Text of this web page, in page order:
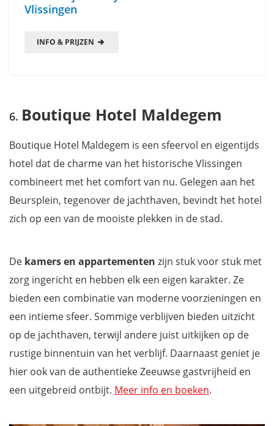
Vlissingen
INFO & PRIJZEN
Boutique Hotel Maldegem
Boutique Hotel Maldegem is een sfeervol en eigentijds
hotel dat de charme van het historische Vlissingen
combineert met het comfort van nu. Gelegen aan het
Beursplein, tegenover de jachthaven, bevindt het hotel
zich op een van de mooiste plekken in de stad.
De kamers en appartementen zijn stuk voor stuk met
zorg ingericht en hebben elk een eigen karakter. Ze
bieden een combinatie van moderne voorzieningen en
een intieme sfeer. Sommige verblijven bieden uitzicht
op de jachthaven, terwijl andere juist uitkijken op de
rustige binnentuin van het verblijf. Daarnaast geniet je
hier ook van de authentieke Zeeuwse gastvrijheid en
een uitgebreid ontbijt. Meer info en boeken.